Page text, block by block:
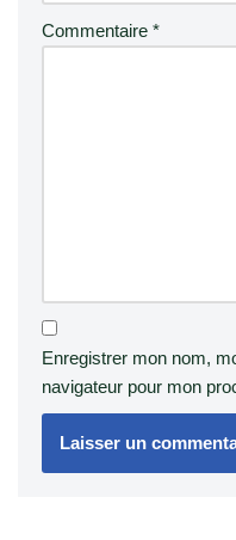
Commentaire *
Enregistrer mon nom,
navigateur pour mon